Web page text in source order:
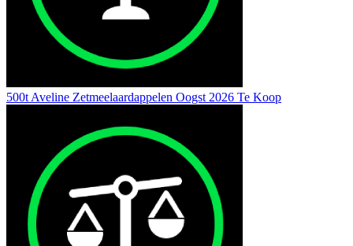
500t Aveline Zetmeelaardappelen Oogst 2026 Te Koop